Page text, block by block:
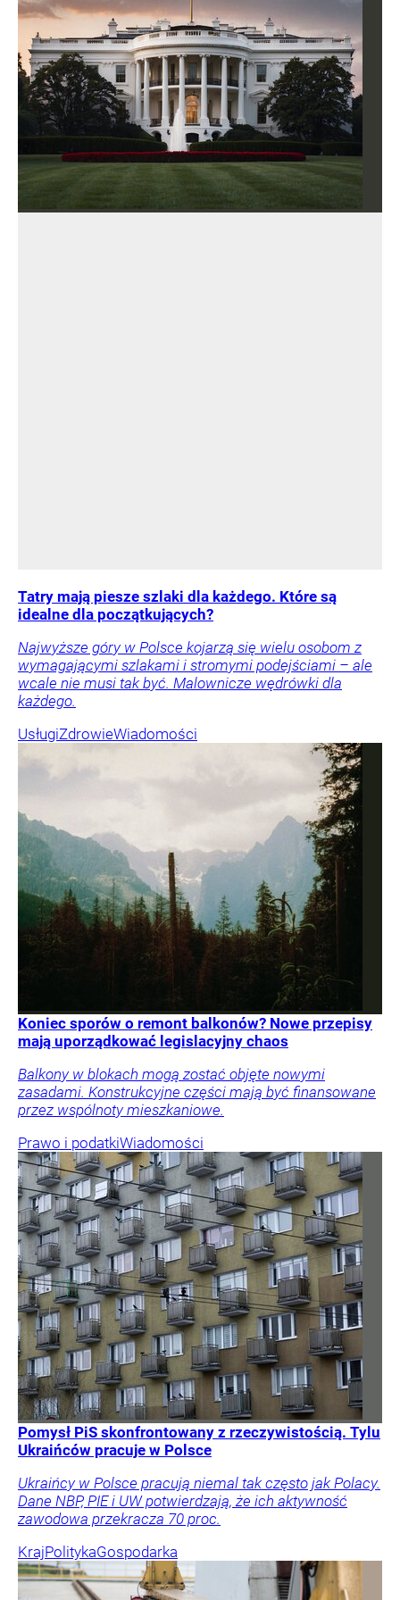
Tatry mają piesze szlaki dla każdego. Które są
idealne dla początkujących?
Najwyższe góry w Polsce kojarzą się wielu osobom z
wymagającymi szlakami i stromymi podejściami – ale
wcale nie musi tak być. Malownicze wędrówki dla
każdego.
UsługiZdrowieWiadomości
Koniec sporów o remont balkonów? Nowe przepisy
mają uporządkować legislacyjny chaos
Balkony w blokach mogą zostać objęte nowymi
zasadami. Konstrukcyjne części mają być finansowane
przez wspólnoty mieszkaniowe.
Prawo i podatkiWiadomości
Pomysł PiS skonfrontowany z rzeczywistością. Tylu
Ukraińców pracuje w Polsce
Ukraińcy w Polsce pracują niemal tak często jak Polacy.
Dane NBP, PIE i UW potwierdzają, że ich aktywność
zawodowa przekracza 70 proc.
KrajPolitykaGospodarka